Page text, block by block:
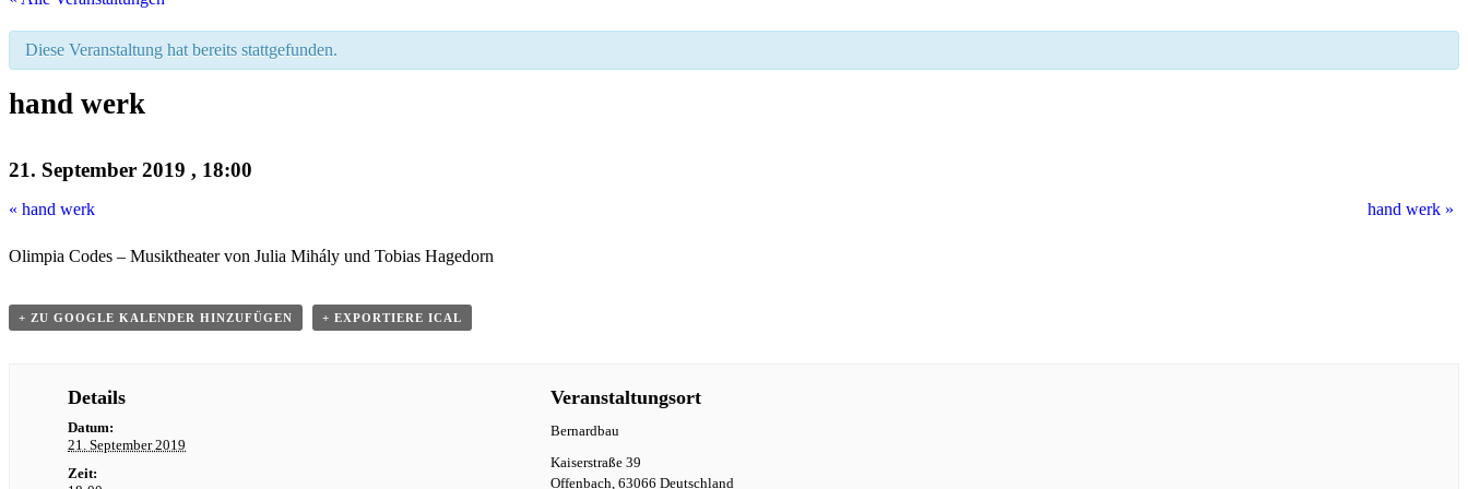
Diese Veranstaltung hat bereits stattgefunden.
hand werk
21. September 2019 , 18:00
« hand werk hand werk »
Olimpia Codes – Musiktheater von Julia Mihály und Tobias Hagedorn
+ ZU GOOGLE KALENDER HINZUFÜGEN + EXPORTIERE ICAL
Details
Datum:
21. September 2019
Zeit:
Veranstaltungsort
Bernardbau
Kaiserstraße 39
Offenbach 63066 Deutschland